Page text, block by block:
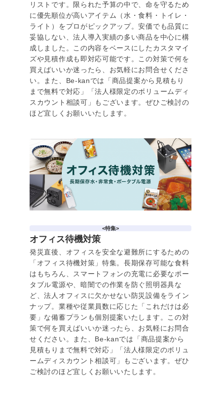
リストです。限られた予算の中で、命を守るため
に優先順位が高いアイテム（水・食料・トイレ・
ライト）をプロがピックアップ。安価でも品質に
妥協しない、法人導入実績の多い商品を中心に構
成しました。この内容をベースにしたカスタマイ
ズや見積作成も即対応可能です。この対策で何を
買えばいいか迷ったら、お気軽にお問合せくださ
い。また、Be-kanでは「商品提案から見積もり
まで無料で対応」「法人様限定のボリュームディ
スカウント相談可」もございます。ぜひご検討の
ほど宜しくお願いいたします。
<特集>
オフィス待機対策
発災直後、オフィスを安全な避難所にするための
「オフィス待機対策」特集。長期保存可能な食料
はもちろん、スマートフォンの充電に必要なポー
タブル電源や、暗闇での作業を防ぐ照明器具な
ど、法人オフィスに欠かせない防災設備をライン
ナップ。業種や従業員数に応じた「これだけは必
要」な備蓄プランも個別提案いたします。この対
策で何を買えばいいか迷ったら、お気軽にお問合
せください。また、Be-kanでは「商品提案から
見積もりまで無料で対応」「法人様限定のボリュ
ームディスカウント相談可」もございます。ぜひ
ご検討のほど宜しくお願いいたします。